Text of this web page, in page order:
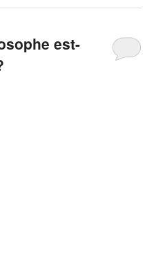
est-